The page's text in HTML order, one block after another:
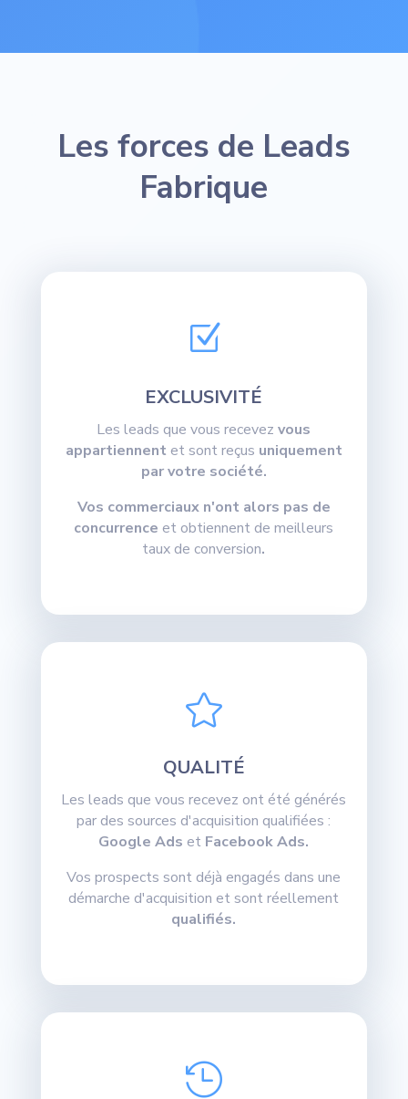
Les forces de Leads
Fabrique
Z
EXCLUSIVITÉ
Les leads que vous recevezvous
appartiennent et sont reçus uniquement
par votre société.
Vos commerciaux n'ont alors pas de
concurrence et obtiennent de meilleurs
taux de conversion.

QUALITÉ
Les leads que vous recevez ont été générés
par des sources d'acquisition qualifiées :
Google Ads et Facebook Ads.
Vos prospects sont déjà engagés dans une
démarche d'acquisition et sont réellement
qualifiés.
